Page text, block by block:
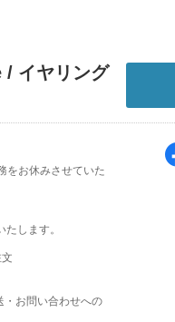
イヤリング
をお休みさせていた
します。
・お問い合わせへの